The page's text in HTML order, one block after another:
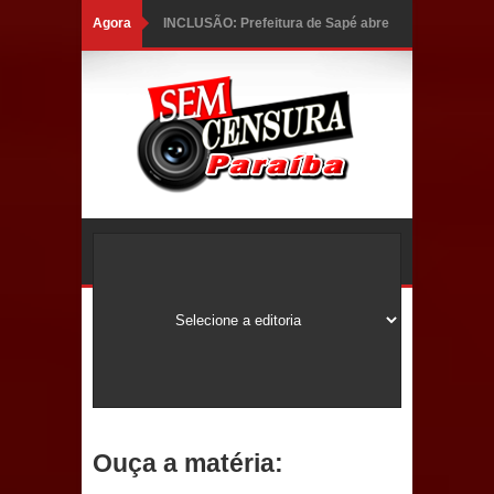
Agora INCLUSÃO: Prefeitura de Sapé abre
Social; veja documentação
necessária!
Ouça a matéria: